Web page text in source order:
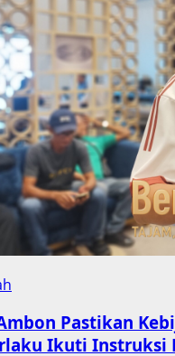
Pastikan
Ikuti Instruksi